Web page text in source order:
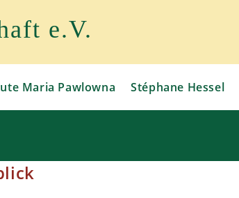
e.V.
Maria Pawlowna Stéphane Hessel